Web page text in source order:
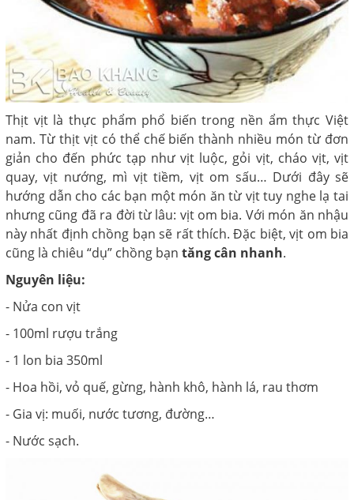
Thịt vịt là thực phẩm phổ biến trong nền ẩm thực Việt
nam. Từ thịt vịt có thể chế biến thành nhiều món từ đơn
giản cho đến phức tạp như vịt luộc, gỏi vịt, cháo vịt, vịt
quay, vịt nướng, mì vịt tiềm, vịt om sấu… Dưới đây sẽ
hướng dẫn cho các bạn một món ăn từ vịt tuy nghe lạ tai
nhưng cũng đã ra đời từ lâu: vịt om bia. Với món ăn nhậu
này nhất định chồng bạn sẽ rất thích. Đặc biệt, vịt om bia
cũng là chiêu “dụ” chồng bạn tăng cân nhanh.
Nguyên liệu:
- Nửa con vịt
- 100ml rượu trắng
- 1 lon bia 350ml
- Hoa hồi, vỏ quế, gừng, hành khô, hành lá, rau thơm
- Gia vị: muối, nước tương, đường…
- Nước sạch.